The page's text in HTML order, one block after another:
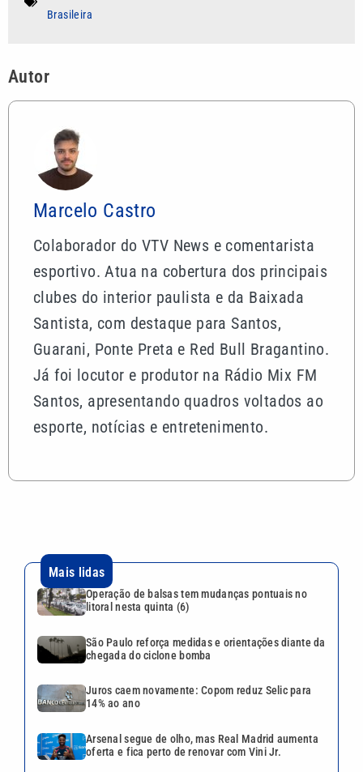
Brasileira
Autor
Marcelo Castro
Colaborador do VTV News e comentarista
esportivo. Atua na cobertura dos principais
clubes do interior paulista e da Baixada
Santista, com destaque para Santos,
Guarani, Ponte Preta e Red Bull Bragantino.
Já foi locutor e produtor na Rádio Mix FM
Santos, apresentando quadros voltados ao
esporte, notícias e entretenimento.
Mais lidas
Operação de balsas tem mudanças pontuais no
litoral nesta quinta (6)
São Paulo reforça medidas e orientações diante da
chegada do ciclone bomba
Juros caem novamente: Copom reduz Selic para
14% ao ano
Arsenal segue de olho, mas Real Madrid aumenta
oferta e fica perto de renovar com Vini Jr.